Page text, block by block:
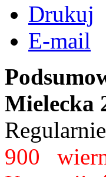
Drukuj
E-mail
Mielecka
900